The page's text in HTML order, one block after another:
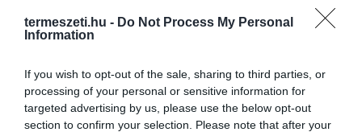
termeszeti.hu - Do Not Process My Personal
Information
If you wish to opt-out of the sale, sharing to third parties, or
processing of your personal or sensitive information for
targeted advertising by us, please use the below opt-out
section to confirm your selection. Please note that after your